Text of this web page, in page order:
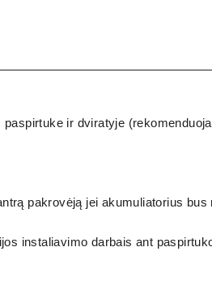
ir dviratyje
pakrovėją jei akumuliatorius
instaliavimo darbais ant